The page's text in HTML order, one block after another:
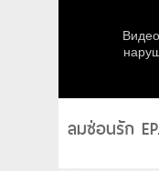
ลมซ่อนรัก